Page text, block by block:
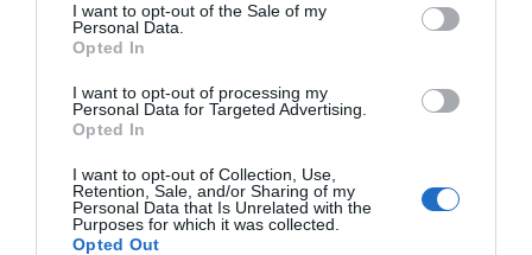
I want to opt-out of the Sale of my
Personal Data.
Opted In
I want to opt-out of processing my
Personal Data for Targeted Advertising.
Opted In
I want to opt-out of Collection, Use,
Retention, Sale, and/or Sharing of my
Personal Data that Is Unrelated with the
Purposes for which it was collected.
Opted Out
0 Recensioni
Hotel Villa Romana
0 Recensioni
TARIFFE